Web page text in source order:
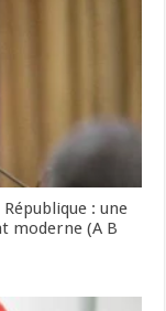
: une
moderne (A B